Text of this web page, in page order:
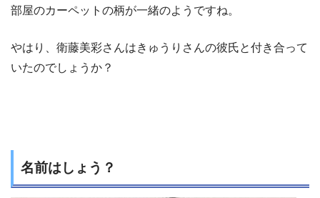
部屋のカーペットの柄が一緒のようですね。
やはり、衛藤美彩さんはきゅうりさんの彼氏と付き合って
いたのでしょうか？
名前はしょう？